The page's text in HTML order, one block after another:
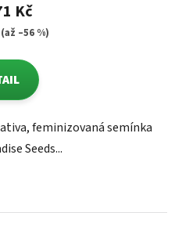
Kč
(až –56 %)
feminizovaná semínka
Seeds...